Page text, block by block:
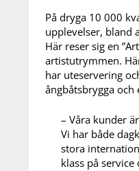
På dryga 10 000
upplevelser, bland
Här reser sig en
artistutrymmen.
har uteservering
ångbåtsbrygga
– Våra kunder
Vi har både
stora
klass på